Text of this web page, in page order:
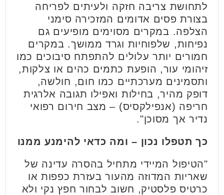
לתחושת צריבה חזקה ולעיתים לפריחה
בצורת פסים אדומים המזכירה סימני
הצלפה. במקרים מסוימים מופיעים גם
נפיחות, שלפוחיות וגרד ממושך. במקרים
חמורים יותר עלולים להתפתח סיבוכים כמו
זיהומי עור, הופעת כתמים כהים או צלקות,
ותסמינים מערכתיים כמו חום, חולשה,
דופק מהיר, בחילות ואפילו תגובה אלרגית
חריפה (אנפילקסיס) – מצב חירום רפואי
נדיר אך מסוכן".
כך תטפלו נכון – ומה כדאי להימנע ממנו
"הטיפול המיידי מתחיל בהסרה עדינה של
שאריות המדוזה מהעור בעזרת כפפות או
כרטיס פלסטיק, חשוב לבחור חפץ נקי ולא